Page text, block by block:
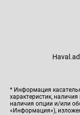
* Информация
характеристик,
наличия опции и/или
«Информация»),